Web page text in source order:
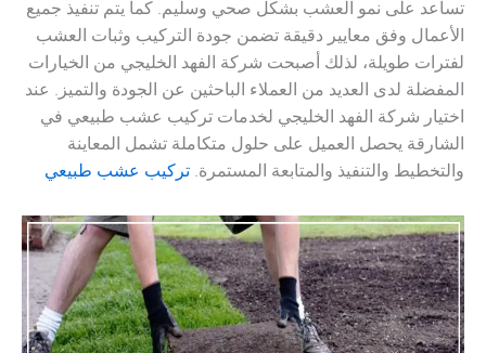
تساعد على نمو العشب بشكل صحي وسليم. كما يتم تنفيذ جميع
الأعمال وفق معايير دقيقة تضمن جودة التركيب وثبات العشب
لفترات طويلة، لذلك أصبحت شركة الفهد الخليجي من الخيارات
المفضلة لدى العديد من العملاء الباحثين عن الجودة والتميز. عند
اختيار شركة الفهد الخليجي لخدمات تركيب عشب طبيعي في
الشارقة يحصل العميل على حلول متكاملة تشمل المعاينة
والتخطيط والتنفيذ والمتابعة المستمرة. تركيب عشب طبيعي